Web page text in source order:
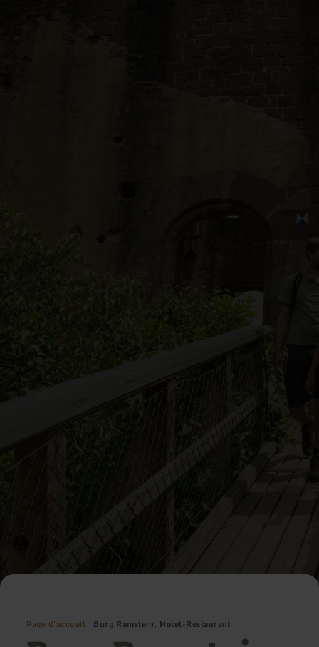
Page d'accueil Burg Ramstein, Hotel-Restaurant